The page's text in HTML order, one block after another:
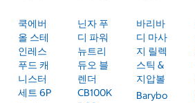
쿡에버
올 스테
인레스
푸드 캐
니스터
세트 6P
닌자 푸
디 파워
뉴트리
듀오 블
렌더
CB100K
바리바
디 마사
지 릴렉
스틱 &
지압볼
Barybo